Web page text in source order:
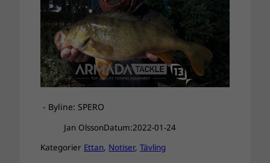
- Byline: SPERO
Jan OlssonDatum:2022-01-24
Kategorier Ettan, Notiser, Tävling